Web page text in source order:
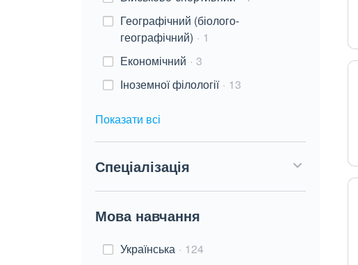
Географічний (біолого-
географічний)
1
Економічний
3
Іноземної філології
13
Показати всі
Спеціалізація
Мова навчання
Українська 124